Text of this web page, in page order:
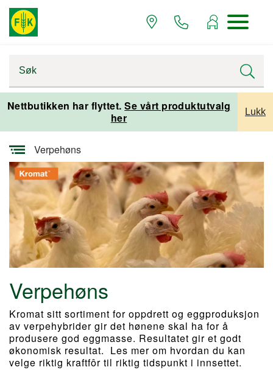
Nettbutikken har flyttet.Se vårt produktutvalg
her
Lukk
Startsiden
Varemerker og leverandører
Verpehøns
Verpehøns
Kromat sitt sortiment for oppdrett og eggproduksjon
av verpehybrider gir det hønene skal ha for å
produsere god eggmasse. Resultatet gir et godt
økonomisk resultat. Les mer om hvordan du kan
velge riktig kraftfôr til riktig tidspunkt i innsettet.